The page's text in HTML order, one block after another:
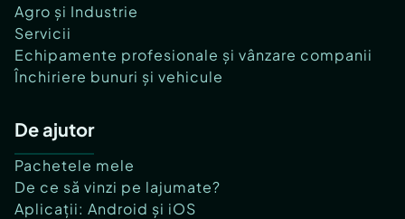
Agro și Industrie
Servicii
Echipamente profesionale și vânzare companii
Închiriere bunuri și vehicule
De ajutor
Pachetele mele
De ce să vinzi pe lajumate?
Aplicații: Android și iOS